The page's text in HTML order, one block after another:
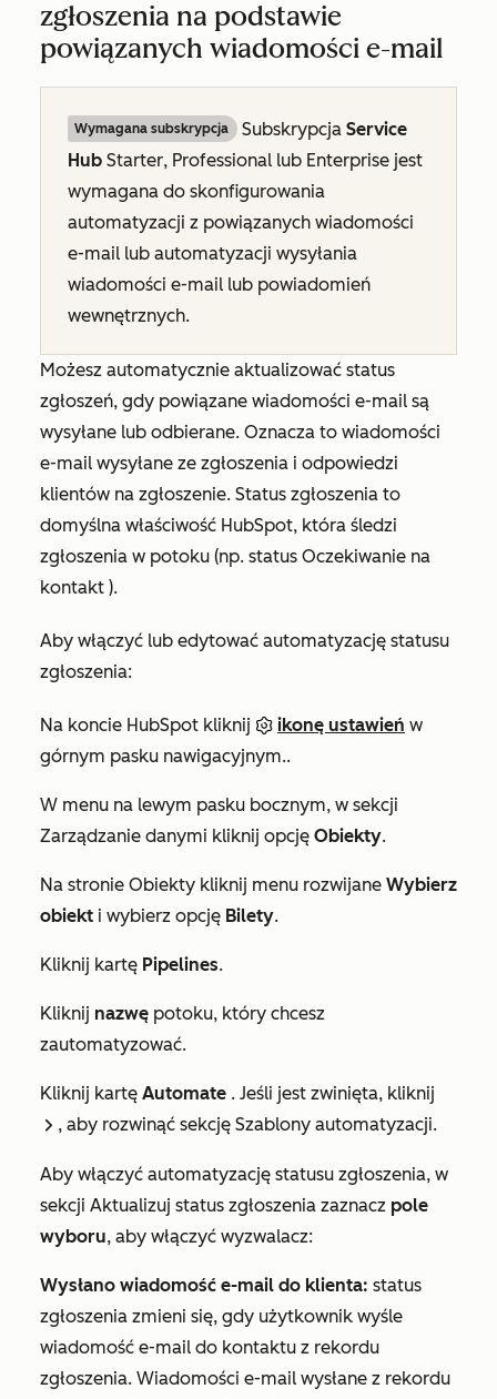
zgłoszenia na podstawie
powiązanych wiadomości e-mail
Wymagana subskrypcja Subskrypcja Service
Hub Starter, Professional lub Enterprise jest
wymagana do skonfigurowania
automatyzacji z powiązanych wiadomości
e-mail lub automatyzacji wysyłania
wiadomości e-mail lub powiadomień
wewnętrznych.
Możesz automatycznie aktualizować status
zgłoszeń, gdy powiązane wiadomości e-mail są
wysyłane lub odbierane. Oznacza to wiadomości
e-mail wysyłane ze zgłoszenia i odpowiedzi
klientów na zgłoszenie. Status zgłoszenia to
domyślna właściwość HubSpot, która śledzi
zgłoszenia w potoku (np. status Oczekiwanie na
kontakt ).
Aby włączyć lub edytować automatyzację statusu
zgłoszenia:
Na koncie HubSpot kliknij ikonę ustawień w
górnym pasku nawigacyjnym..
W menu na lewym pasku bocznym, w sekcji
Zarządzanie danymi kliknij opcję Obiekty.
Na stronie Obiekty kliknij menu rozwijane Wybierz
obiekt i wybierz opcję Bilety.
Kliknij kartę Pipelines.
Kliknij nazwę potoku, który chcesz
zautomatyzować.
Kliknij kartę Automate . Jeśli jest zwinięta, kliknij
rightIcon , aby rozwinąć sekcję Szablony automatyzacji.
Aby włączyć automatyzację statusu zgłoszenia, w
sekcji Aktualizuj status zgłoszenia zaznacz pole
wyboru, aby włączyć wyzwalacz:
Wysłano wiadomość e-mail do klienta: status
zgłoszenia zmieni się, gdy użytkownik wyśle
wiadomość e-mail do kontaktu z rekordu
zgłoszenia. Wiadomości e-mail wysłane z rekordu